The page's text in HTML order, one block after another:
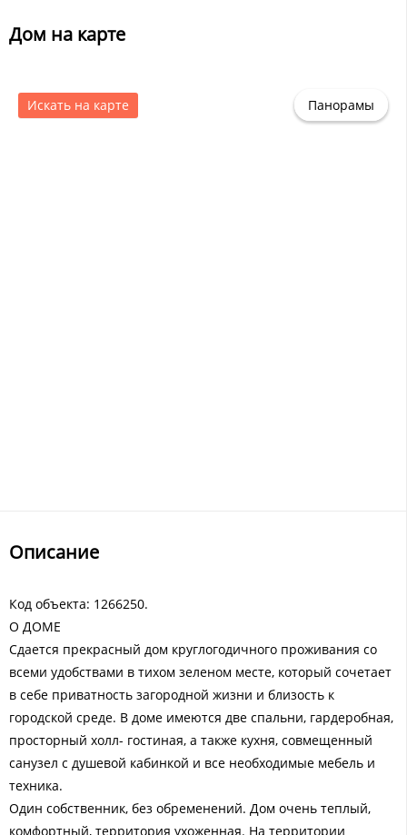
Описание
Код объекта: 1266250.
О ДОМЕ
Сдается прекрасный дом круглогодичного проживания со
всеми удобствами в тихом зеленом месте, который сочетает
в себе приватность загородной жизни и близость к
городской среде. В доме имеются две спальни, гардеробная,
просторный холл- гостиная, а также кухня, совмещенный
санузел с душевой кабинкой и все необходимые мебель и
техника.
Один собственник, без обременений. Дом очень теплый,
комфортный, территория ухоженная. На территории
Дом на карте
Искать на карте Панорамы